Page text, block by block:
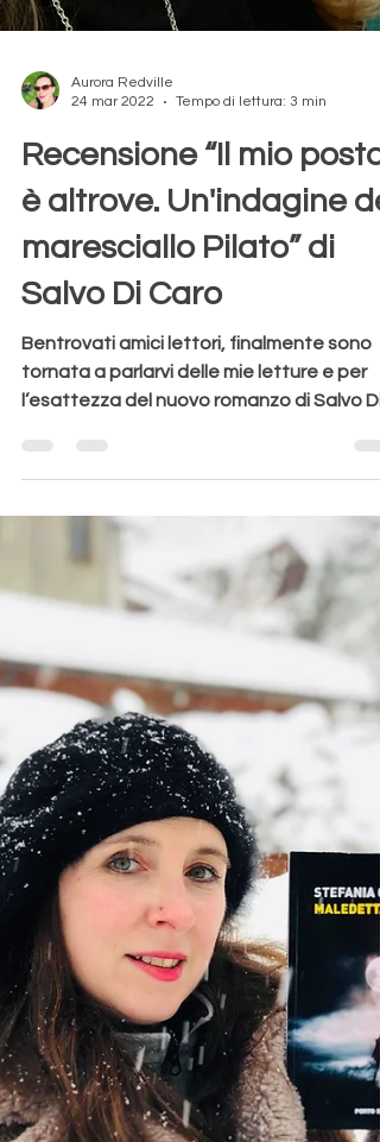
Aurora Redville
24 mar 2022
Tempo di lettura: 3 min
Recensione “Il mio posto
è altrove. Un'indagine
maresciallo Pilato” di
Salvo Di Caro
tornata a parlarvi delle mie letture e per
l’esattezza del nuovo romanzo di Salvo Di